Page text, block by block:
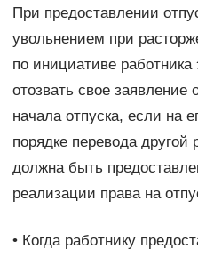
При предоставлении
увольнением при
по инициативе работника
отозвать свое заявление
начала отпуска, если на
порядке перевода другой
должна быть
реализации права на
• Когда работнику